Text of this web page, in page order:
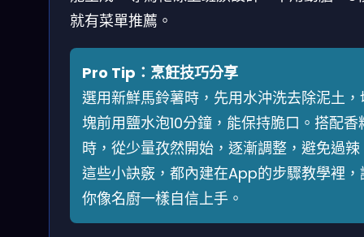
就有菜單推薦。
Pro Tip：烹飪技巧分享
選用新鮮馬鈴薯時，先用水沖洗去除泥土，
塊前用鹽水泡10分鐘，能保持脆口。搭配香
時，從少量孜然開始，逐漸調整，避免過辣
這些小訣竅，都內建在App的步驟教學裡，
你像名廚一樣自信上手。